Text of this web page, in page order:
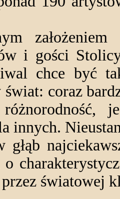
założeniem
i gości
chce być
świat: coraz
różnorodność,
innych.
o
światowej